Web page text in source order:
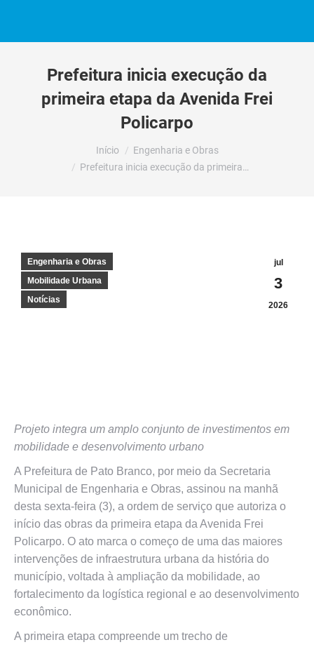
Prefeitura inicia execução da
primeira etapa da Avenida Frei
Policarpo
Início
Engenharia e Obras
Prefeitura inicia execução da primeira…
jul
3
2026
Engenharia e Obras
Mobilidade Urbana
Notícias
Projeto integra um amplo conjunto de investimentos em
mobilidade e desenvolvimento urbano
A Prefeitura de Pato Branco, por meio da Secretaria
Municipal de Engenharia e Obras, assinou na manhã
desta sexta-feira (3), a ordem de serviço que autoriza o
início das obras da primeira etapa da Avenida Frei
Policarpo. O ato marca o começo de uma das maiores
intervenções de infraestrutura urbana da história do
município, voltada à ampliação da mobilidade, ao
fortalecimento da logística regional e ao desenvolvimento
econômico.
A primeira etapa compreende um trecho de